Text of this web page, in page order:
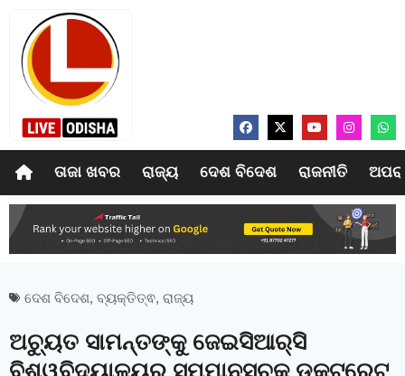
ତାଜା ଖବର ରାଜ୍ୟ ଦେଶ ବିଦେଶ ରାଜନୀତି
ଦେଶ ବିଦେଶ, ବ୍ୟକ୍ତିତ୍ଵ, ରାଜ୍ୟ
ଅଚ୍ୟୁତ ସାମନ୍ତଙ୍କୁ ଜେଇସିଆର୍‍ସି
ବିଶ୍ୱବିଦ୍ୟାଳୟରୁ ସମ୍ମାନସୂଚକ ଡକ୍ଟରେଟ୍